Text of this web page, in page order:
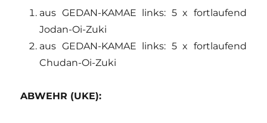
aus GEDAN-KAMAE links: 5 x fortlaufend
Jodan-Oi-Zuki
aus GEDAN-KAMAE links: 5 x fortlaufend
Chudan-Oi-Zuki
ABWEHR (UKE):